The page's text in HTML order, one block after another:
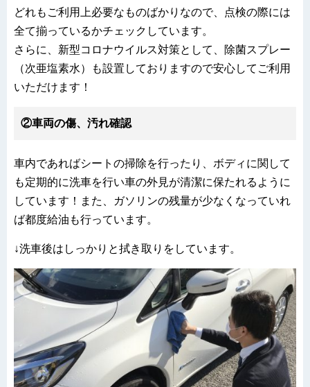
どれもご利用上必要なものばかりなので、点検の際には
全て揃っているかチェックしています。
さらに、新型コロナウイルス対策として、除菌スプレー
（次亜塩素水）も設置しておりますので安心してご利用
いただけます！
②車両の傷、汚れ確認
車内であればシートの掃除を行ったり、ボディに関して
も定期的に洗車を行い車の外見が清潔に保たれるように
しています！また、ガソリンの残量が少なくなっていれ
ば都度給油も行っています。
↓洗車後はしっかりと拭き取りをしています。